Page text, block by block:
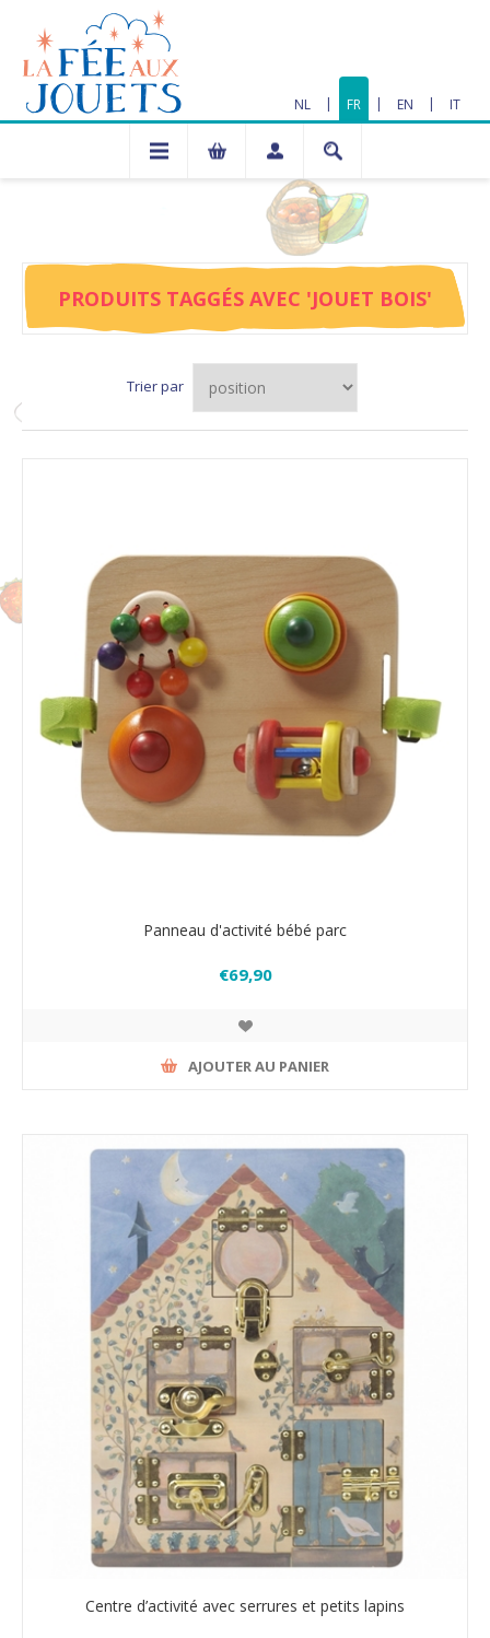
NL | FR | EN | IT
PRODUITS TAGGÉS AVEC 'JOUET BOIS'
Trier par
Panneau d'activité bébé parc
€69,90
AJOUTER AU PANIER
Centre d’activité avec serrures et petits lapins